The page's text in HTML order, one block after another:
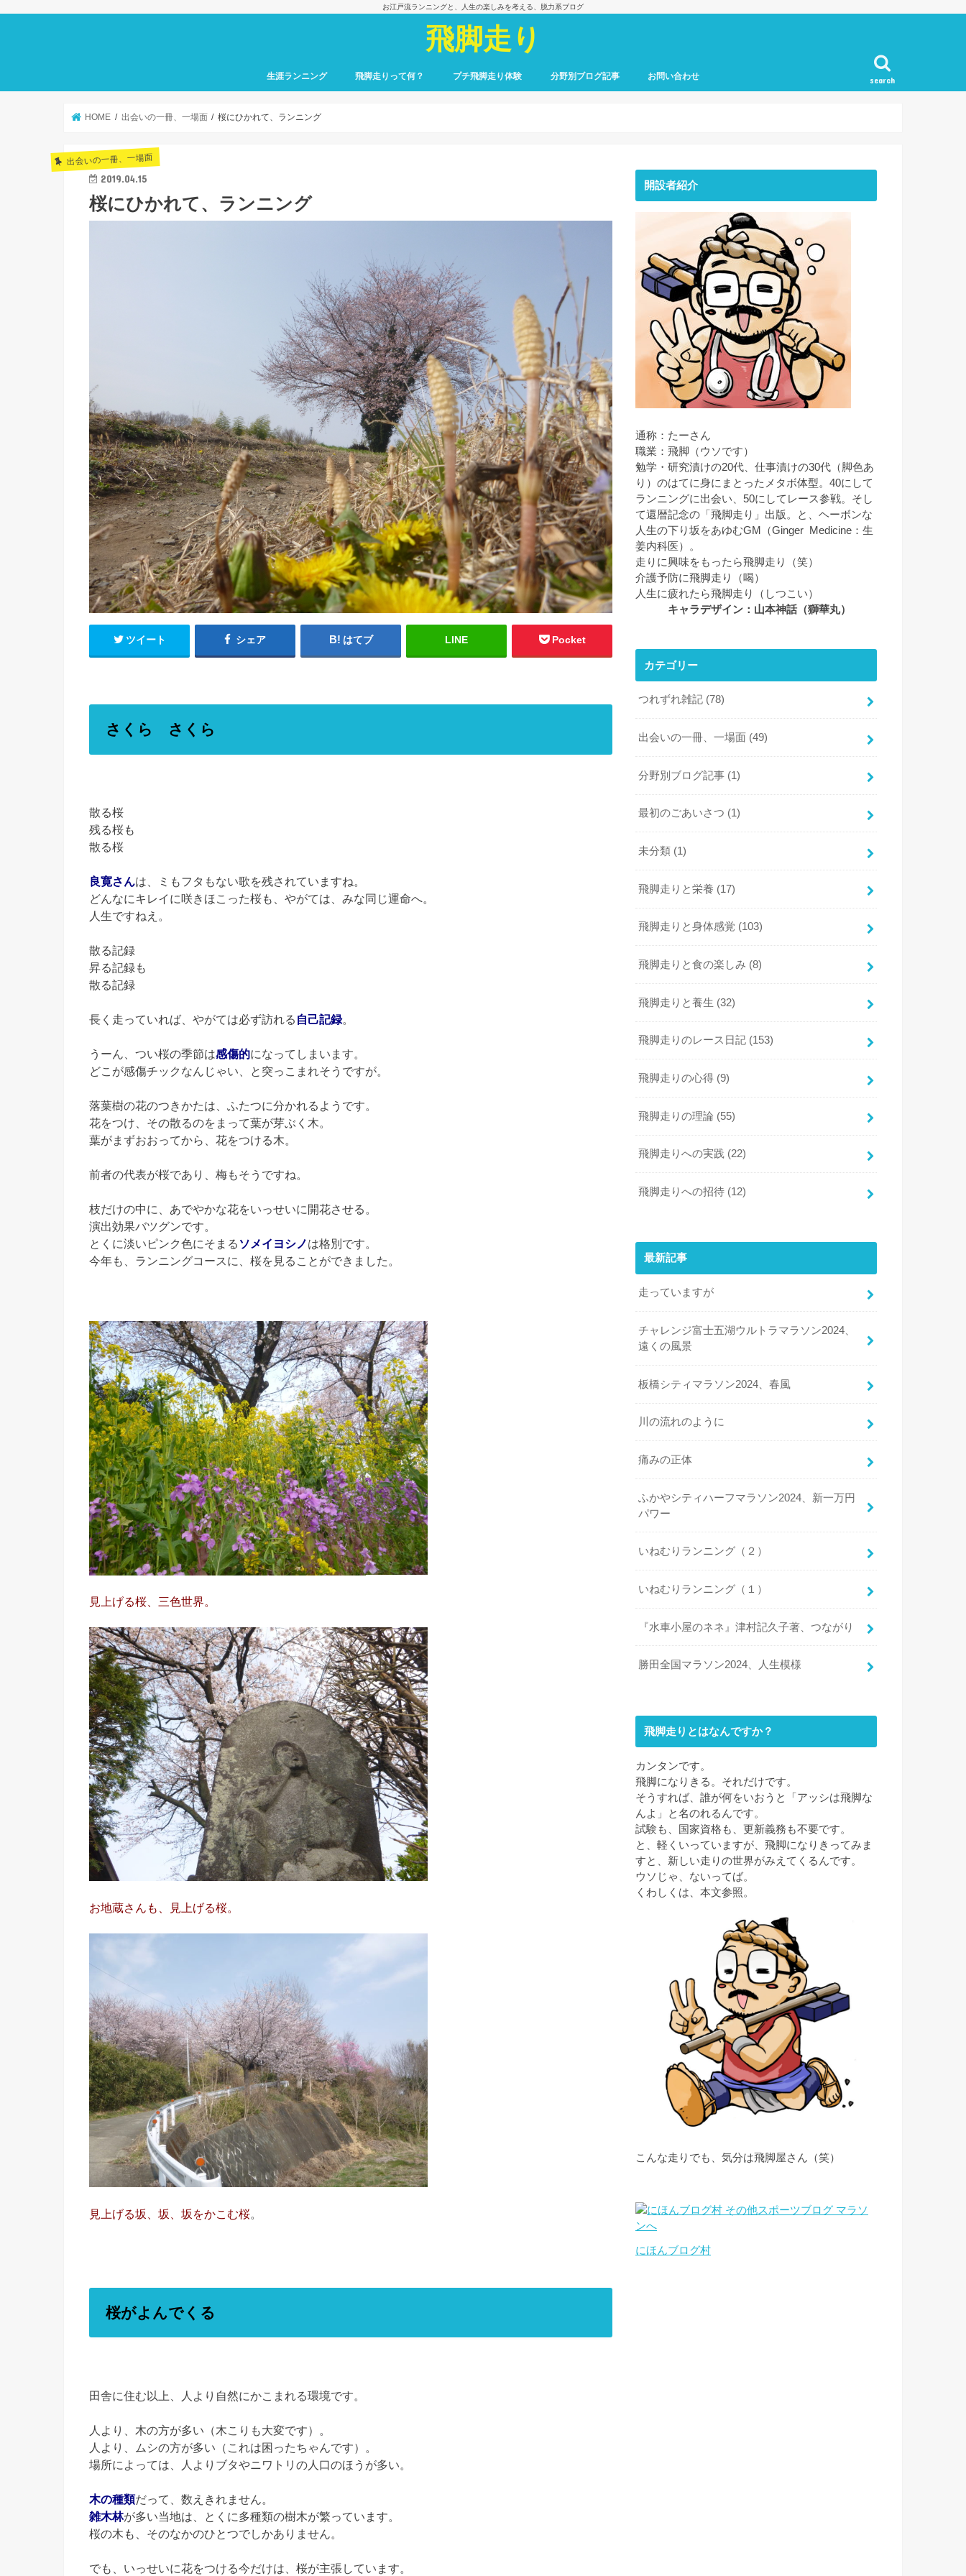
お江戸流ランニングと、人生の楽しみを考える、脱力系ブログ
飛脚走り
search
生涯ランニング 飛脚走りって何？ プチ飛脚走り体験 分野別ブログ記事 お問い合わせ
HOME 出会いの一冊、一場面 桜にひかれて、ランニング
出会いの一冊、一場面
2019.04.15
桜にひかれて、ランニング
ツイート シェア はてブ LINE Pocket
さくら さくら
散る桜
残る桜も
散る桜
良寛さんは、ミもフタもない歌を残されていますね。
どんなにキレイに咲きほこった桜も、やがては、みな同じ運命へ。
人生ですねえ。
散る記録
昇る記録も
散る記録
長く走っていれば、やがては必ず訪れる 自己記録。
うーん、つい桜の季節は感傷的になってしまいます。
どこが感傷チックなんじゃい、と突っこまれそうですが。
落葉樹の花のつきかたは、ふたつに分かれるようです。
花をつけ、その散るのをまって葉が芽ぶく木。
葉がまずおおってから、花をつける木。
前者の代表が桜であり、梅もそうですね。
枝だけの中に、あでやかな花をいっせいに開花させる。
演出効果バツグンです。
とくに淡いピンク色にそまる ソメイヨシノは格別です。
今年も、ランニングコースに、桜を見ることができました。
見上げる桜、三色世界。
お地蔵さんも、見上げる桜。
見上げる坂、坂、坂をかこむ桜。
桜がよんでくる
田舎に住む以上、人より自然にかこまれる環境です。
人より、木の方が多い（木こりも大変です）。
人より、ムシの方が多い（これは困ったちゃんです）。
場所によっては、人よりブタやニワトリの人口のほうが多い。
木の種類だって、数えきれません。
雑木林が多い当地は、とくに多種類の樹木が繁っています。
桜の木も、そのなかのひとつでしかありません。
でも、いっせいに花をつける今だけは、桜が主張しています。
開設者紹介
通称：たーさん
職業：飛脚（ウソです）
勉学・研究漬けの20代、仕事漬けの30代（脚色あ
り）のはてに身にまとったメタボ体型。40にして
ランニングに出会い、50にしてレース参戦。そし
て還暦記念の「飛脚走り」出版。と、ヘーボンな
人生の下り坂をあゆむGM（Ginger Medicine：生
姜内科医）。
走りに興味をもったら飛脚走り（笑）
介護予防に飛脚走り（喝）
人生に疲れたら飛脚走り（しつこい）
キャラデザイン：山本神話（獅華丸）
カテゴリー
つれずれ雑記 (78)
出会いの一冊、一場面 (49)
分野別ブログ記事 (1)
最初のごあいさつ (1)
未分類 (1)
飛脚走りと栄養 (17)
飛脚走りと身体感覚 (103)
飛脚走りと食の楽しみ (8)
飛脚走りと養生 (32)
飛脚走りのレース日記 (153)
飛脚走りの心得 (9)
飛脚走りの理論 (55)
飛脚走りへの実践 (22)
飛脚走りへの招待 (12)
最新記事
走っていますが
チャレンジ富士五湖ウルトラマラソン2024、
遠くの風景
板橋シティマラソン2024、春風
川の流れのように
痛みの正体
ふかやシティハーフマラソン2024、新一万円
パワー
いねむりランニング（２）
いねむりランニング（１）
『水車小屋のネネ』津村記久子著、つながり
勝田全国マラソン2024、人生模様
飛脚走りとはなんですか？
カンタンです。
飛脚になりきる。それだけです。
そうすれば、誰が何をいおうと「アッシは飛脚な
んよ」と名のれるんです。
試験も、国家資格も、更新義務も不要です。
と、軽くいっていますが、飛脚になりきってみま
すと、新しい走りの世界がみえてくるんです。
ウソじゃ、ないってば。
くわしくは、本文参照。
こんな走りでも、気分は飛脚屋さん（笑）
にほんブログ村